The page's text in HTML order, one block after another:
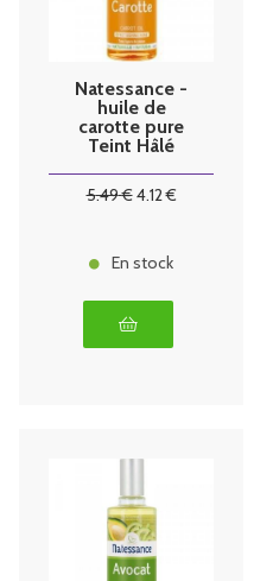
Natessance -
huile de
carotte pure
Teint Hâlé
5.49€4.12€
En stock